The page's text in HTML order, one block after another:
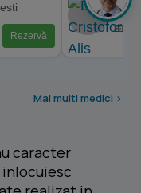
Rezervă
📅
Mai multi medici >
caracter